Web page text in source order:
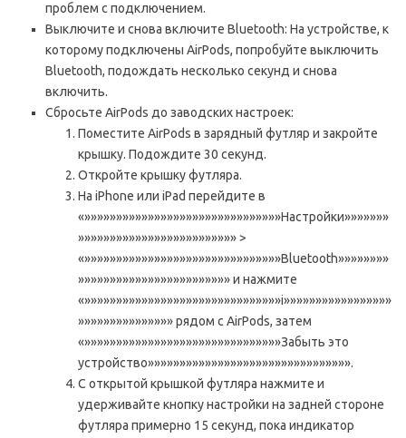
проблем с подключением.
Выключите и снова включите Bluetooth: На устройстве, к
которому подключены AirPods, попробуйте выключить
Bluetooth, подождать несколько секунд и снова
включить.
Сбросьте AirPods до заводских настроек:
Поместите AirPods в зарядный футляр и закройте
крышку. Подождите 30 секунд.
Откройте крышку футляра.
На iPhone или iPad перейдите в
«»»»»»»»»»»»»»»»»»»»»»»»»»»»»»»»Настройки»»»»»»»
»»»»»»»»»»»»»»»»»»»»»»»»» >
«»»»»»»»»»»»»»»»»»»»»»»»»»»»»»»»Bluetooth»»»»»»»»
»»»»»»»»»»»»»»»»»»»»»»»» и нажмите
«»»»»»»»»»»»»»»»»»»»»»»»»»»»»»»»i»»»»»»»»»»»»»»»»»
»»»»»»»»»»»»»»» рядом с AirPods, затем
«»»»»»»»»»»»»»»»»»»»»»»»»»»»»»»»Забыть это
устройство»»»»»»»»»»»»»»»»»»»»»»»»»»»»»»»».
С открытой крышкой футляра нажмите и
удерживайте кнопку настройки на задней стороне
футляра примерно 15 секунд, пока индикатор